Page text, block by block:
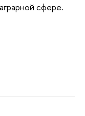
сфере.